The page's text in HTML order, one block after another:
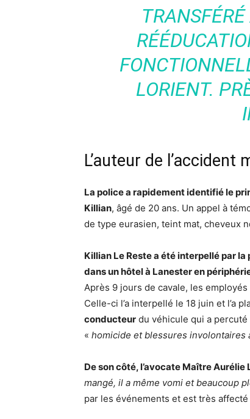
LORIENT.
L’auteur de l’accident
La police a rapidement identifié le
Killian, âgé de 20 ans. Un appel à
de type eurasien, teint mat, cheveux
Killian Le Reste a été interpellé par la
dans un hôtel à Lanester en
Après 9 jours de cavale, les
Celle-ci l’a interpellé le 18 juin et l’a
conducteur du véhicule qui a
« homicide et blessures involontaires
De son côté, l’avocate Maître Aurélie
mangé, il a même vomi et beaucoup
par les événements et est très affecté